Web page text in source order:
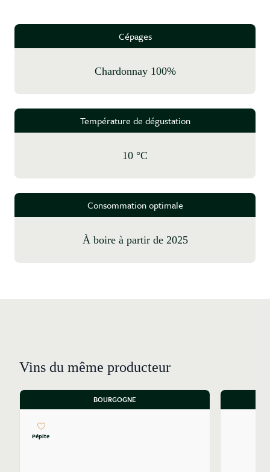
Cépages
Chardonnay 100%
Température de dégustation
10 °C
Consommation optimale
à boire à partir de 2025
Vins du même producteur
BOURGOGNE
Pépite